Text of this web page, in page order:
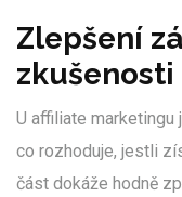
Zlepšení
zkušenosti
U affiliate marketingu
co rozhoduje, jestli
část dokáže hodně